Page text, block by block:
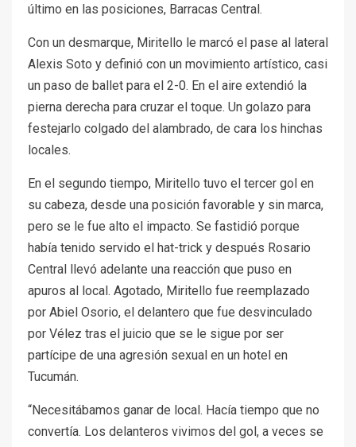
último en las posiciones, Barracas Central.
Con un desmarque, Miritello le marcó el pase al lateral
Alexis Soto y definió con un movimiento artístico, casi
un paso de ballet para el 2-0. En el aire extendió la
pierna derecha para cruzar el toque. Un golazo para
festejarlo colgado del alambrado, de cara los hinchas
locales.
En el segundo tiempo, Miritello tuvo el tercer gol en
su cabeza, desde una posición favorable y sin marca,
pero se le fue alto el impacto. Se fastidió porque
había tenido servido el hat-trick y después Rosario
Central llevó adelante una reacción que puso en
apuros al local. Agotado, Miritello fue reemplazado
por Abiel Osorio, el delantero que fue desvinculado
por Vélez tras el juicio que se le sigue por ser
partícipe de una agresión sexual en un hotel en
Tucumán.
“Necesitábamos ganar de local. Hacía tiempo que no
convertía. Los delanteros vivimos del gol, a veces se